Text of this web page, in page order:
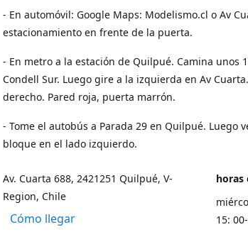
- En automóvil: Google Maps: Modelismo.cl o Av
estacionamiento en frente de la puerta.
- En metro a la estación de Quilpué. Camina unos
Condell Sur. Luego gire a la izquierda en Av
derecho. Pared roja, puerta marrón.
- Tome el autobús a Parada 29 en Quilpué. Luego
bloque en el lado izquierdo.
Av. Cuarta 688, 2421251 Quilpué, V-
Region, Chile
Cómo llegar
horas
15: